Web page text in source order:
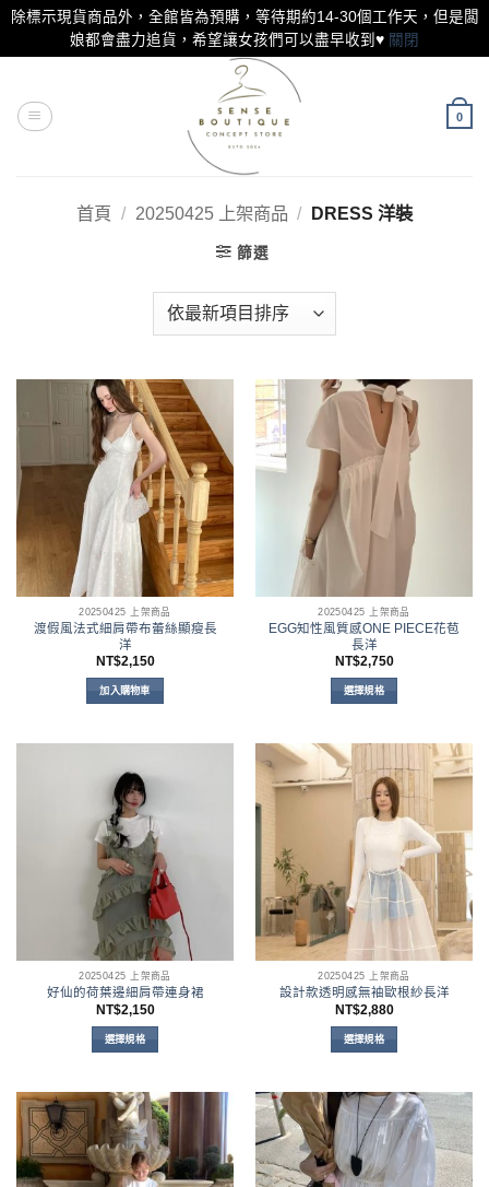
除標示現貨商品外，全館皆為預購，等待期約14-30個工作天，但是闆
娘都會盡力追貨，希望讓女孩們可以盡早收到♥ 關閉
content
0
首頁 / 20250425 上架商品 / DRESS 洋裝
篩選
20250425 上架商品
渡假風法式細肩帶布蕾絲顯瘦長
洋
NT$2,150
加入購物車
20250425 上架商品
EGG知性風質感ONE PIECE花苞
長洋
NT$2,750
選擇規格
有
多
種
式。
可
在
頁
面
選
擇
選
項
20250425 上架商品
好仙的荷葉邊細肩帶連身裙
NT$2,150
選擇規格
品
有
多
種
款
20250425 上架商品
設計款透明感無袖歐根紗長洋
NT$2,880
選擇規格
品
有
多
種
款